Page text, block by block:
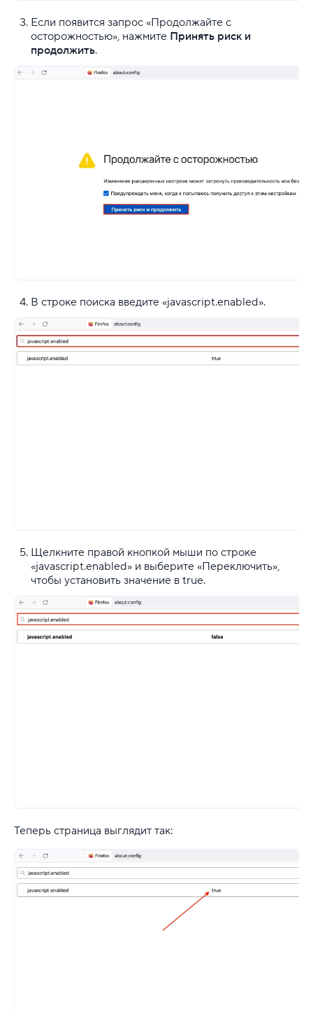
Если появится запрос «Продолжайте с
осторожностью», нажмите Принять риск и
продолжить.
В строке поиска введите «javascript.enabled».
Щелкните правой кнопкой мыши по строке
«javascript.enabled» и выберите «Переключить»,
чтобы установить значение в true.
Теперь страница выглядит так: